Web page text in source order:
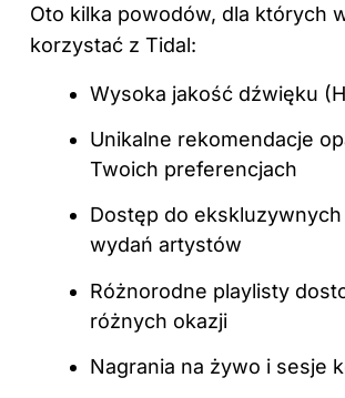
Oto kilka powodów, dla których
korzystać z Tidal:
Wysoka jakość dźwięku
Unikalne rekomendacje
Twoich preferencjach
Dostęp do
wydań artystów
Różnorodne playlisty
różnych okazji
Nagrania na żywo i sesje